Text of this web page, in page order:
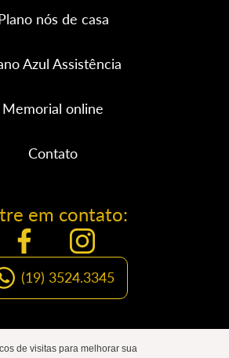
Organização Social de Luto
nós de casa
Azul Assistência
Memorial online
Contato
em contato:
(19) 3524.3345
de visitas para melhorar sua